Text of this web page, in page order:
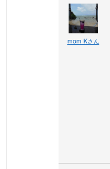
mom Kさん